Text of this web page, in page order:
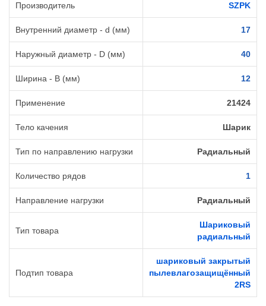
Производитель SZPK
Внутренний диаметр - d (мм) 17
Наружный диаметр - D (мм) 40
Ширина - B (мм) 12
Применение 21424
Тело качения Шарик
Тип по направлению нагрузки Радиальный
Количество рядов 1
Направление нагрузки Радиальный
Тип товара
Шариковый
радиальный
Подтип товара
шариковый закрытый
пылевлагозащищённый
2RS